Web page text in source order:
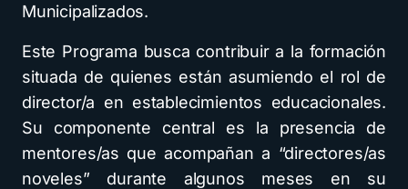
Municipalizados.
Este Programa busca contribuir a la formación
situada de quienes están asumiendo el rol de
director/a en establecimientos educacionales.
Su componente central es la presencia de
mentores/as que acompañan a “directores/as
noveles” durante algunos meses en su